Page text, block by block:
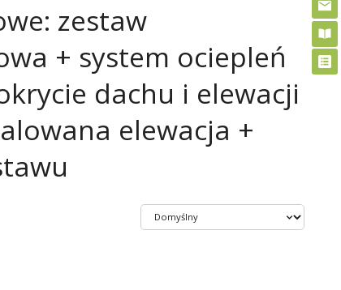
zestaw
+ system ociepleń
dachu i elewacji
elewacja +